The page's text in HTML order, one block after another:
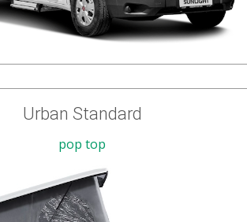
Urban Standard
pop top